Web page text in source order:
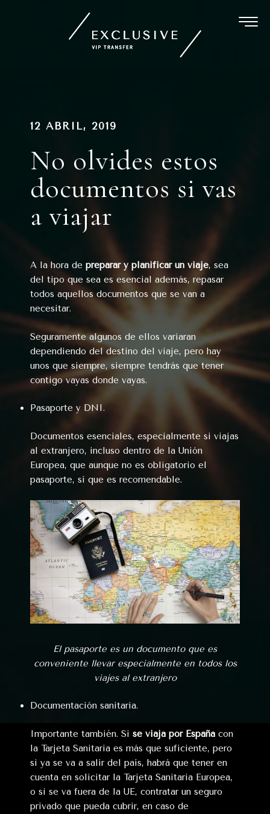
12 ABRIL, 2019
No olvides estos
documentos si vas
a viajar
A la hora de preparar y planificar un viaje, sea
del tipo que sea es esencial además, repasar
todos aquellos documentos que se van a
necesitar.
Seguramente algunos de ellos variaran
dependiendo del destino del viaje, pero hay
unos que siempre, siempre tendrás que tener
contigo vayas donde vayas.
Pasaporte y DNI.
Documentos esenciales, especialmente si viajas
al extranjero, incluso dentro de la Unión
Europea, que aunque no es obligatorio el
pasaporte, sí que es recomendable.
El pasaporte es un documento que es
conveniente llevar especialmente en todos los
viajes al extranjero
Documentación sanitaria.
Importante también. Si se viaja por España con
la Tarjeta Sanitaria es más que suficiente, pero
si ya se va a salir del país, habrá que tener en
cuenta en solicitar la Tarjeta Sanitaria Europea,
o si se va fuera de la UE, contratar un seguro
privado que pueda cubrir, en caso de
Navegación
entradas